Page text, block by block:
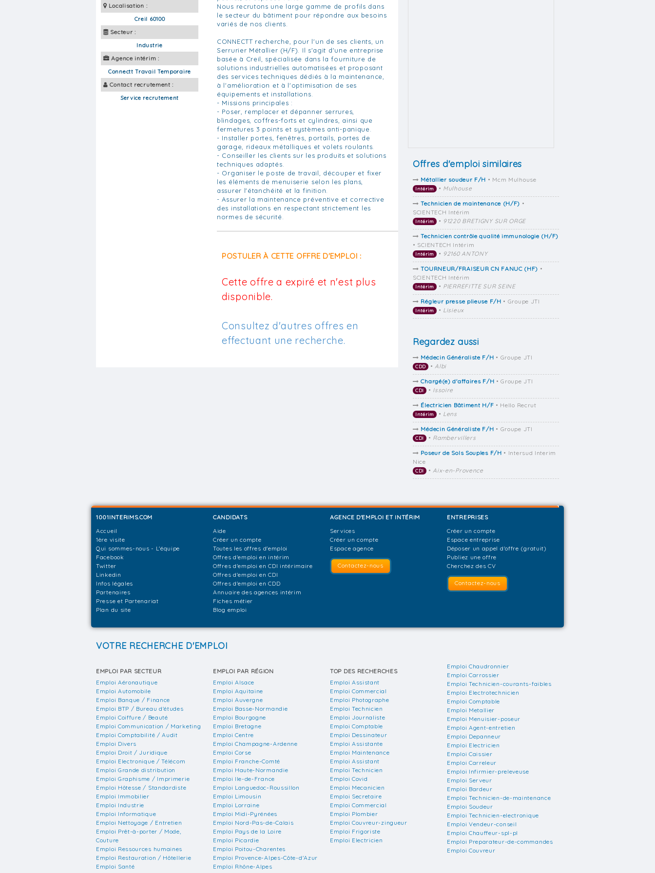
Localisation :
Creil 60100
Secteur :
Industrie
Agence intérim :
Connectt Travail Temporaire
Contact recrutement :
Service recrutement
Nous recrutons une large gamme de profils dans
le secteur du bâtiment pour répondre aux besoins
variés de nos clients.
CONNECTT recherche, pour l'un de ses clients, un
Serrurier Métallier (H/F). Il s'agit d'une entreprise
basée à Creil, spécialisée dans la fourniture de
solutions industrielles automatisées et proposant
des services techniques dédiés à la maintenance,
à l'amélioration et à l'optimisation de ses
équipements et installations.
- Missions principales :
- Poser, remplacer et dépanner serrures,
blindages, coffres-forts et cylindres, ainsi que
fermetures 3 points et systèmes anti-panique.
- Installer portes, fenêtres, portails, portes de
garage, rideaux métalliques et volets roulants.
- Conseiller les clients sur les produits et solutions
techniques adaptés.
- Organiser le poste de travail, découper et fixer
les éléments de menuiserie selon les plans,
assurer l'étanchéité et la finition.
- Assurer la maintenance préventive et corrective
des installations en respectant strictement les
normes de sécurité.
POSTULER À CETTE OFFRE D'EMPLOI :
Cette offre a expiré et n'est plus
disponible.
Consultez d'autres offres en
effectuant une recherche.
Offres d'emploi similaires
Métallier soudeur F/H • Mcm Mulhouse
Intérim • Mulhouse
Technicien de maintenance (H/F) •
SCIENTECH Intérim
Intérim • 91220 BRETIGNY SUR ORGE
Technicien contrôle qualité immunologie (H/F)
• SCIENTECH Intérim
Intérim • 92160 ANTONY
TOURNEUR/FRAISEUR CN FANUC (HF) •
SCIENTECH Intérim
Intérim • PIERREFITTE SUR SEINE
Régleur presse plieuse F/H • Groupe JTI
Intérim • Lisieux
Regardez aussi
Médecin Généraliste F/H • Groupe JTI
CDD •Albi
Chargé(e) d'affaires F/H • Groupe JTI
CDI • Issoire
Électricien Bâtiment H/F • Hello Recrut
Intérim • Lens
Médecin Généraliste F/H • Groupe JTI
CDI • Rambervillers
Poseur de Sols Souples F/H • Intersud Interim
Nice
CDI •Aix-en-Provence
1001INTERIMS.COM
Accueil
1ère visite
Qui sommes-nous - L'équipe
Facebook
Twitter
Linkedin
Infos légales
Partenaires
Presse et Partenariat
Plan du site
CANDIDATS
Aide
Créer un compte
Toutes les offres d'emploi
Offres d'emploi en intérim
Offres d'emploi en CDI intérimaire
Offres d'emploi en CDI
Offres d'emploi en CDD
Annuaire des agences intérim
Fiches métier
Blog emploi
AGENCE D'EMPLOI ET INTÉRIM
Services
Créer un compte
Espace agence
Contactez-nous
ENTREPRISES
Créer un compte
Espace entreprise
Déposer un appel d'offre (gratuit)
Publiez une offre
Cherchez des CV
Contactez-nous
VOTRE RECHERCHE D'EMPLOI
EMPLOI PAR SECTEUR
Emploi Aéronautique
Emploi Automobile
Emploi Banque / Finance
Emploi BTP / Bureau d'études
Emploi Coiffure / Beauté
Emploi Communication / Marketing
Emploi Comptabilité / Audit
Emploi Divers
Emploi Droit / Juridique
Emploi Electronique / Télécom
Emploi Grande distribution
Emploi Graphisme / Imprimerie
Emploi Hôtesse / Standardiste
Emploi Immobilier
Emploi Industrie
Emploi Informatique
Emploi Nettoyage / Entretien
Emploi Prêt-à-porter / Mode,
Couture
Emploi Ressources humaines
Emploi Restauration / Hôtellerie
Emploi Santé
EMPLOI PAR RÉGION
Emploi Alsace
Emploi Aquitaine
Emploi Auvergne
Emploi Basse-Normandie
Emploi Bourgogne
Emploi Bretagne
Emploi Centre
Emploi Champagne-Ardenne
Emploi Corse
Emploi Franche-Comté
Emploi Haute-Normandie
Emploi Ile-de-France
Emploi Languedoc-Roussillon
Emploi Limousin
Emploi Lorraine
Emploi Midi-Pyrénées
Emploi Nord-Pas-de-Calais
Emploi Pays de la Loire
Emploi Picardie
Emploi Poitou-Charentes
Emploi Provence-Alpes-Côte-d'Azur
Emploi Rhône-Alpes
TOP DES RECHERCHES
Emploi Assistant
Emploi Commercial
Emploi Photographe
Emploi Technicien
Emploi Journaliste
Emploi Comptable
Emploi Dessinateur
Emploi Assistante
Emploi Maintenance
Emploi Assistant
Emploi Technicien
Emploi Covid
Emploi Mecanicien
Emploi Secretaire
Emploi Commercial
Emploi Plombier
Emploi Couvreur-zingueur
Emploi Frigoriste
Emploi Electricien
Emploi Chaudronnier
Emploi Carrossier
Emploi Technicien-courants-faibles
Emploi Electrotechnicien
Emploi Comptable
Emploi Metallier
Emploi Menuisier-poseur
Emploi Agent-entretien
Emploi Depanneur
Emploi Electricien
Emploi Caissier
Emploi Carreleur
Emploi Infirmier-preleveuse
Emploi Serveur
Emploi Bardeur
Emploi Technicien-de-maintenance
Emploi Soudeur
Emploi Technicien-electronique
Emploi Vendeur-conseil
Emploi Chauffeur-spl-pl
Emploi Preparateur-de-commandes
Emploi Couvreur